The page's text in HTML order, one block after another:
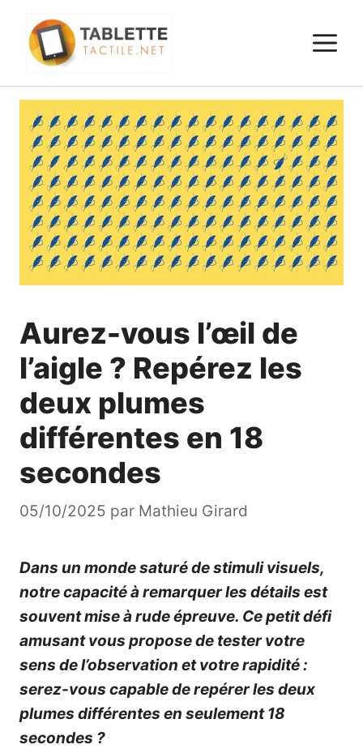
contenu
Aurez-vous l’œil de
l’aigle ? Repérez les
deux plumes
différentes en 18
secondes
05/10/2025 par Mathieu Girard
Dans un monde saturé de stimuli visuels,
notre capacité à remarquer les détails est
souvent mise à rude épreuve. Ce petit défi
amusant vous propose de tester votre
sens de l’observation et votre rapidité :
serez-vous capable de repérer les deux
plumes différentes en seulement 18
secondes ?